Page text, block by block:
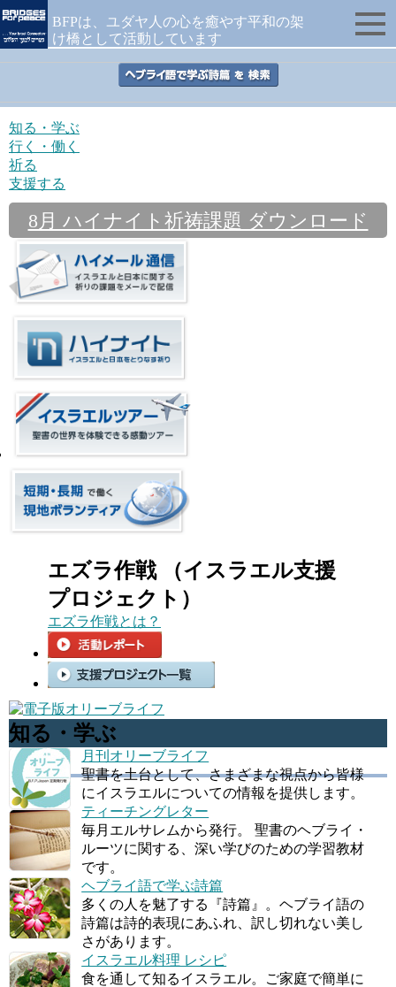
BFPは、ユダヤ人の心を癒やす平和の架
け橋として活動しています
知る・学ぶ
行く・働く
祈る
支援する
8月 ハイナイト祈祷課題 ダウンロード
エズラ作戦 （イスラエル支援
プロジェクト）
エズラ作戦とは？
知る・学ぶ
月刊オリーブライフ
聖書を土台として、さまざまな視点から皆様
にイスラエルについての情報を提供します。
ティーチングレター
毎月エルサレムから発行。 聖書のヘブライ・
ルーツに関する、深い学びのための学習教材
です。
ヘブライ語で学ぶ詩篇
多くの人を魅了する『詩篇』。ヘブライ語の
詩篇は詩的表現にあふれ、訳し切れない美し
さがあります。
イスラエル料理 レシピ
食を通して知るイスラエル。ご家庭で簡単に